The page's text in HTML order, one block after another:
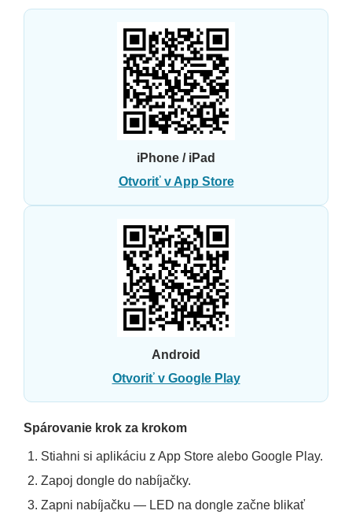
iPhone / iPad
Otvoriť v App Store
Android
Otvoriť v Google Play
Spárovanie krok za krokom
Stiahni si aplikáciu z App Store alebo Google Play.
Zapoj dongle do nabíjačky.
Zapni nabíjačku — LED na dongle začne blikať